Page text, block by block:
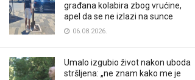
građana kolabira zbog vrućine,
apel da se ne izlazi na sunce
06.08.2026.
Umalo izgubio život nakon uboda
stršljena: „ne znam kako me je